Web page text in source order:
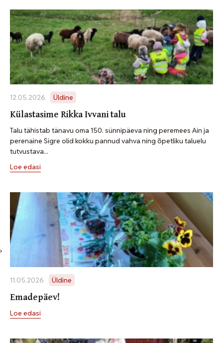
12.05.2026 Üldine
Külastasime Rikka Ivvani talu
Talu tähistab tänavu oma 150. sünnipäeva ning peremees Ain ja
perenaine Sigre olid kokku pannud vahva ning õpetliku taluelu
tutvustava...
Loe edasi
11.05.2026 Üldine
Emadepäev!
Loe edasi